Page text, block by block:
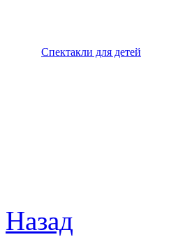
Спектакли для детей
Назад